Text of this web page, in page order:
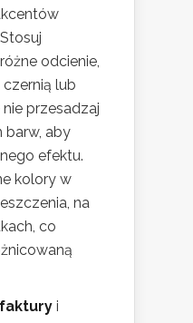
odcienie,
czernią lub
przesadzaj
barw, aby
efektu.
kolory w
na
co
faktury i